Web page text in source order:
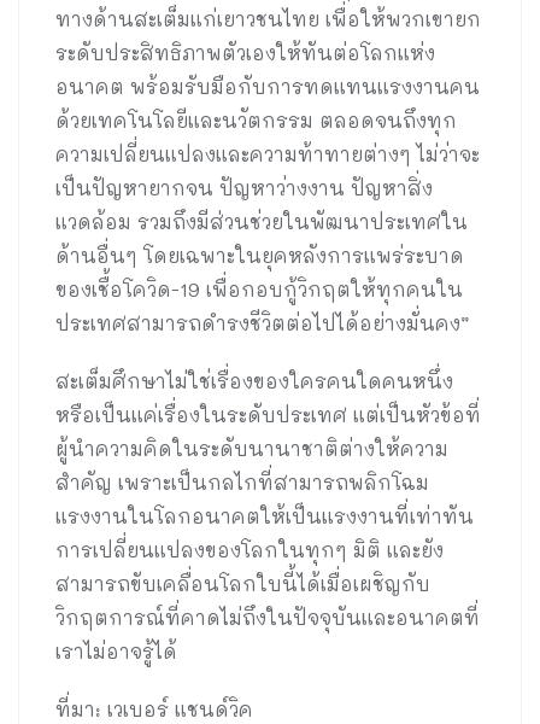
ทางด้านสะเต็มแก่เยาวชนไทย เพื่อให้พวกเขายก
ระดับประสิทธิภาพตัวเองให้ทันต่อโลกแห่ง
อนาคต พร้อมรับมือกับการทดแทนแรงงานคน
ด้วยเทคโนโลยีและนวัตกรรม ตลอดจนถึงทุก
ความเปลี่ยนแปลงและความท้าทายต่างๆ ไม่ว่าจะ
เป็นปัญหายากจน ปัญหาว่างงาน ปัญหาสิ่ง
แวดล้อม รวมถึงมีส่วนช่วยในพัฒนาประเทศใน
ด้านอื่นๆ โดยเฉพาะในยุคหลังการแพร่ระบาด
ของเชื้อโควิด-19 เพื่อกอบกู้วิกฤตให้ทุกคนใน
ประเทศสามารถดำรงชีวิตต่อไปได้อย่างมั่นคง”
สะเต็มศึกษาไม่ใช่เรื่องของใครคนใดคนหนึ่ง
หรือเป็นแค่เรื่องในระดับประเทศ แต่เป็นหัวข้อที่
ผู้นำความคิดในระดับนานาชาติต่างให้ความ
สำคัญ เพราะเป็นกลไกที่สามารถพลิกโฉม
แรงงานในโลกอนาคตให้เป็นแรงงานที่เท่าทัน
การเปลี่ยนแปลงของโลกในทุกๆ มิติ และยัง
สามารถขับเคลื่อนโลกใบนี้ได้เมื่อเผชิญกับ
วิกฤตการณ์ที่คาดไม่ถึงในปัจจุบันและอนาคตที่
เราไม่อาจรู้ได้
ที่มา: เวเบอร์ แชนด์วิค